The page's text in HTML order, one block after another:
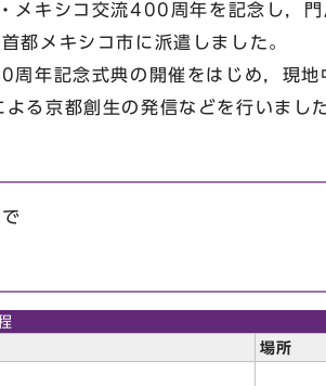
キシコ交流400周年を記念し，門
都メキシコ市に派遣しました。
年記念式典の開催をはじめ，現地
る京都創生の発信などを行いました
場所